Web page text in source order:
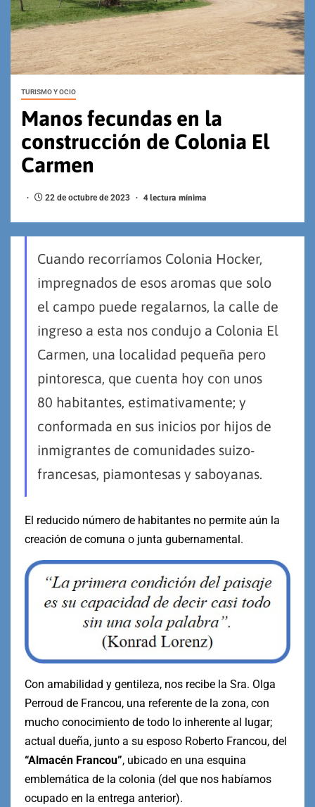
TURISMO Y OCIO
Manos fecundas en la
construcción de Colonia El
Carmen
22 de octubre de 2023 4 lectura mínima
Cuando recorríamos Colonia Hocker,
impregnados de esos aromas que solo
el campo puede regalarnos, la calle de
ingreso a esta nos condujo a Colonia El
Carmen, una localidad pequeña pero
pintoresca, que cuenta hoy con unos
80 habitantes, estimativamente; y
conformada en sus inicios por hijos de
inmigrantes de comunidades suizo-
francesas, piamontesas y saboyanas.
El reducido número de habitantes no permite aún la
creación de comuna o junta gubernamental.
Con amabilidad y gentileza, nos recibe la Sra. Olga
Perroud de Francou, una referente de la zona, con
mucho conocimiento de todo lo inherente al lugar;
actual dueña, junto a su esposo Roberto Francou, del
“Almacén Francou”, ubicado en una esquina
emblemática de la colonia (del que nos habíamos
ocupado en la entrega anterior).